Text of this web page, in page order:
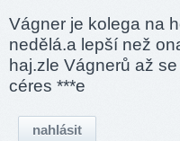
Vágner je kolega na
nedělá.a lepší než
haj.zle Vágnerů až
céres ***e
nahlásit